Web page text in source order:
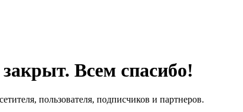
Всем спасибо!
пользователя, подписчиков и партнеров.